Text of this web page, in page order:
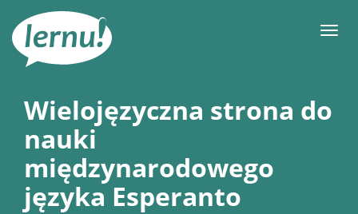
Wielojęzyczna strona do
nauki
międzynarodowego
języka Esperanto